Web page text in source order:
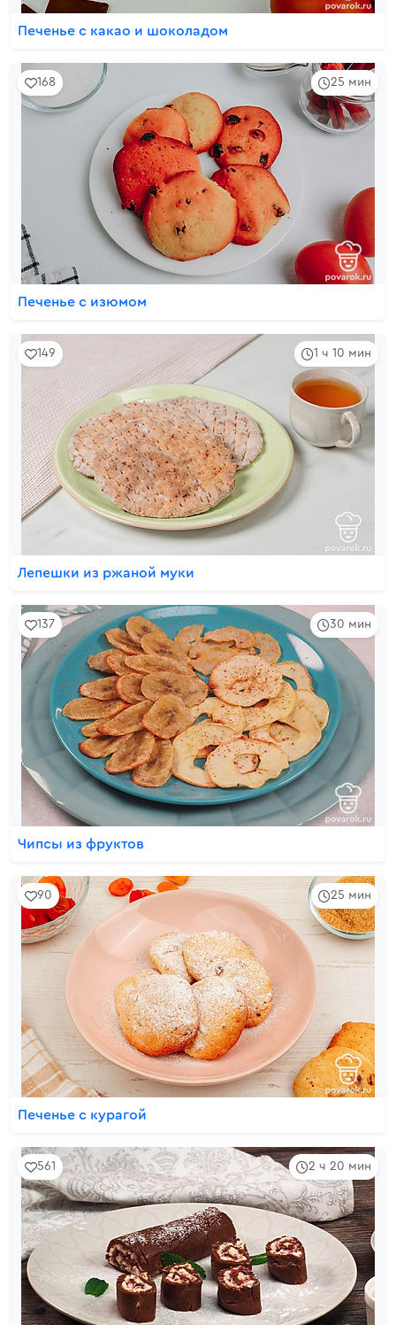
Печенье с какао и шоколадом
25 мин
168
Печенье с изюмом
1 ч 10 мин
149
Лепешки из ржаной муки
30 мин
137
Чипсы из фруктов
25 мин
90
Печенье с курагой
2 ч 20 мин
561